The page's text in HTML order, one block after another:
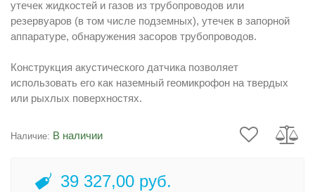
утечек жидкостей и газов из трубопроводов или
резервуаров (в том числе подземных), утечек в запорной
аппаратуре, обнаружения засоров трубопроводов.
Конструкция акустического датчика позволяет
использовать его как наземный геомикрофон на твердых
или рыхлых поверхностях.
Наличие: В наличии
39 327,00 руб.